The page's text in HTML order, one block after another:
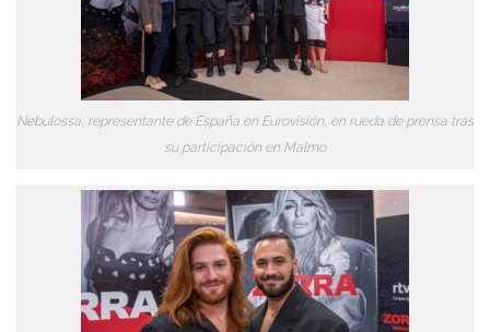
Nebulossa, representante de España en Eurovisión, en rueda de prensa tras
su participación en Malmo